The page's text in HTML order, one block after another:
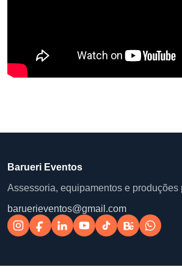
Barueri Eventos
Assessoria, equipamentos e produções
baruerieventos@gmail.com